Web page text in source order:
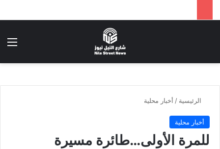
الرئيسية / أخبار محلية
أخبار محلية
للمرة الأولى…طائرة مسيرة